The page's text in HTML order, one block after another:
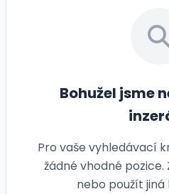
Bohužel jsme
Pro vaše vyhledávací
žádné vhodné
nebo použít jiná